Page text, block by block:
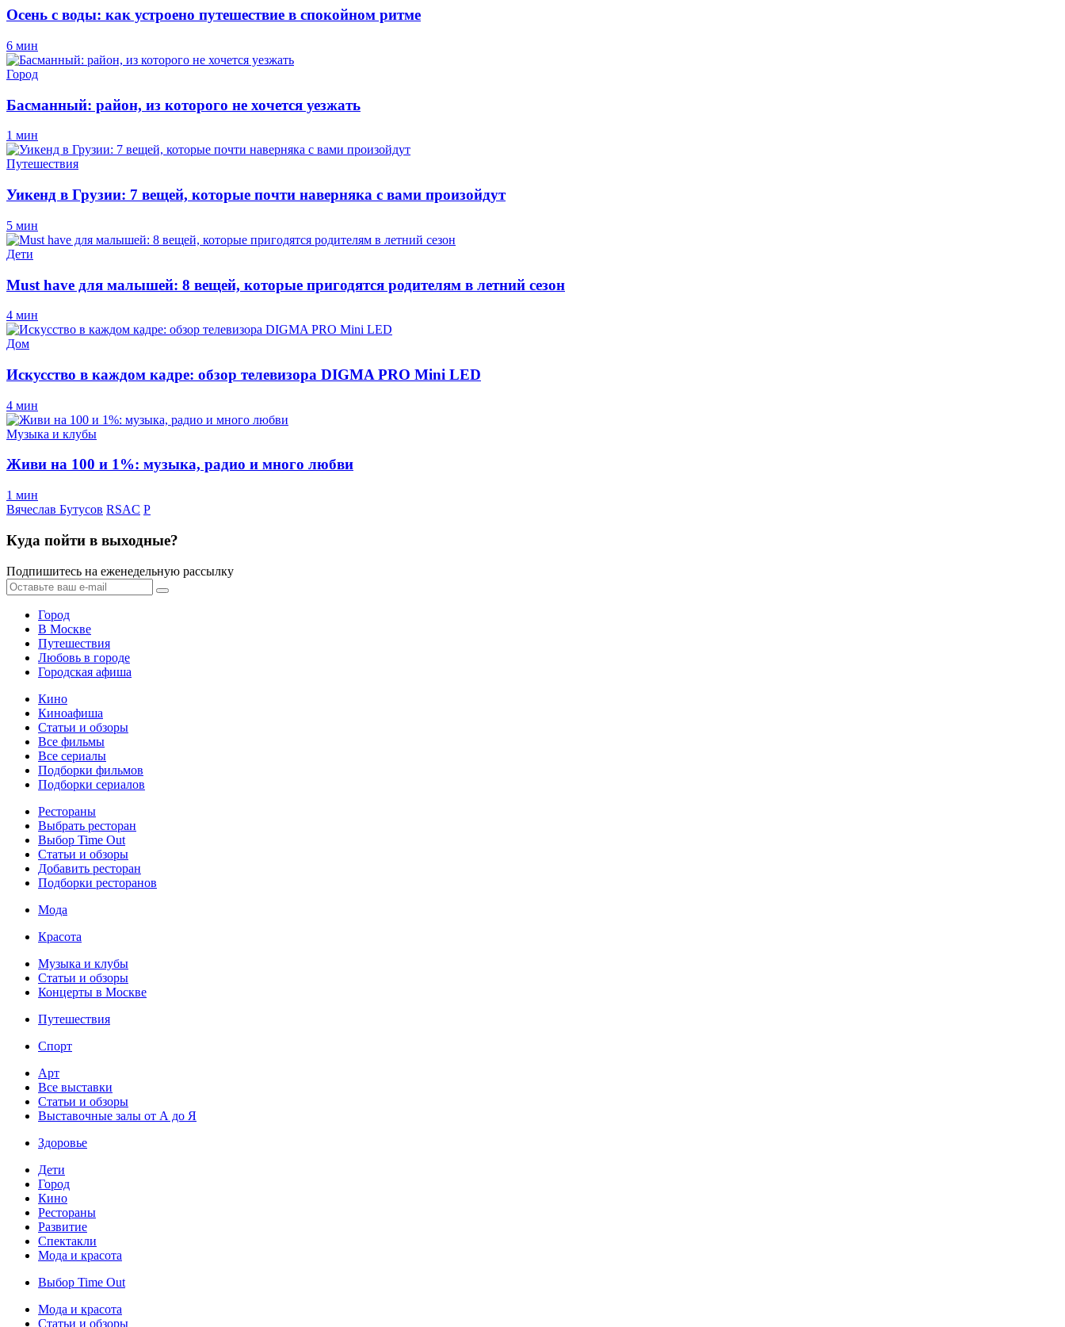
Осень с воды: как устроено путешествие в спокойном ритме
6 мин
Город
Басманный: район, из которого не хочется уезжать
1 мин
Путешествия
Уикенд в Грузии: 7 вещей, которые почти наверняка с вами произойдут
5 мин
Дети
Must have для малышей: 8 вещей, которые пригодятся родителям в летний сезон
4 мин
Дом
Искусство в каждом кадре: обзор телевизора DIGMA PRO Mini LED
4 мин
Музыка и клубы
Живи на 100 и 1%: музыка, радио и много любви
1 мин
Вячеслав Бутусов RSAC Р
Куда пойти в выходные?
Подпишитесь на еженедельную рассылку
Город
В Москве
Путешествия
Любовь в городе
Городская афиша
Кино
Киноафиша
Статьи и обзоры
Все фильмы
Все сериалы
Подборки фильмов
Подборки сериалов
Рестораны
Выбрать ресторан
Выбор Time Out
Статьи и обзоры
Добавить ресторан
Подборки ресторанов
Мода
Красота
Музыка и клубы
Статьи и обзоры
Концерты в Москве
Путешествия
Спорт
Арт
Все выставки
Статьи и обзоры
Выставочные залы от А до Я
Здоровье
Дети
Город
Кино
Рестораны
Развитие
Спектакли
Мода и красота
Выбор Time Out
Мода и красота
Статьи и обзоры